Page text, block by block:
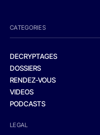
CATEGORIES
DECRYPTAGES
DOSSIERS
RENDEZ-VOUS
VIDEOS
PODCASTS
LEGAL